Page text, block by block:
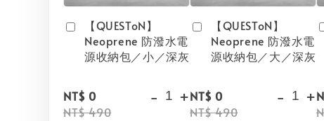
【QUESToN】
Neoprene 防潑水電
源收納包／小／深灰
NT$ 0
NT$ 490
- +
【QUESToN】
Neoprene 防潑水電
源收納包／大／深灰
NT$ 0
NT$ 490
- +